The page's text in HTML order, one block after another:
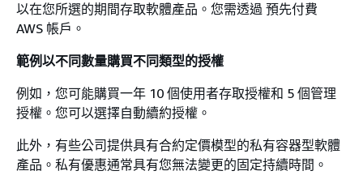
以在您所選的期間存取軟體產品。您需透過 預先付費
AWS 帳戶。
範例以不同數量購買不同類型的授權
例如，您可能購買一年 10 個使用者存取授權和 5 個管理
授權。您可以選擇自動續約授權。
此外，有些公司提供具有合約定價模型的私有容器型軟體
產品。私有優惠通常具有您無法變更的固定持續時間。